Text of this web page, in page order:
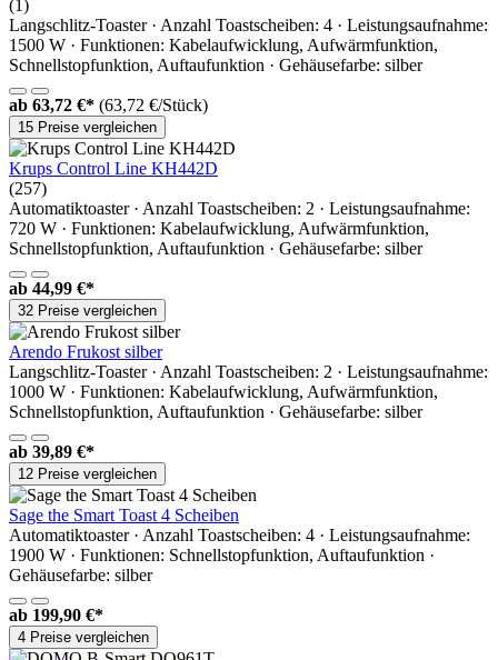
(1)
Langschlitz-Toaster · Anzahl Toastscheiben: 4 · Leistungsaufnahme:
1500 W · Funktionen: Kabelaufwicklung, Aufwärmfunktion,
Schnellstopfunktion, Auftaufunktion · Gehäusefarbe: silber
ab 63,72 €* (63,72 €/Stück)
15 Preise vergleichen
Krups Control Line KH442D
(257)
Automatiktoaster · Anzahl Toastscheiben: 2 · Leistungsaufnahme:
720 W · Funktionen: Kabelaufwicklung, Aufwärmfunktion,
Schnellstopfunktion, Auftaufunktion · Gehäusefarbe: silber
ab 44,99 €*
32 Preise vergleichen
Arendo Frukost silber
Langschlitz-Toaster · Anzahl Toastscheiben: 2 · Leistungsaufnahme:
1000 W · Funktionen: Kabelaufwicklung, Aufwärmfunktion,
Schnellstopfunktion, Auftaufunktion · Gehäusefarbe: silber
ab 39,89 €*
12 Preise vergleichen
Sage the Smart Toast 4 Scheiben
Automatiktoaster · Anzahl Toastscheiben: 4 · Leistungsaufnahme:
1900 W · Funktionen: Schnellstopfunktion, Auftaufunktion ·
Gehäusefarbe: silber
ab 199,90 €*
4 Preise vergleichen